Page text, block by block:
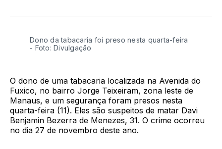
BlueSkyTwitterFacebook
LinkedInWhatsApp
Email
Dono da tabacaria foi preso nesta quarta-feira
- Foto: Divulgação
O dono de uma tabacaria localizada na Avenida do
Fuxico, no bairro Jorge Teixeiram, zona leste de
Manaus, e um segurança foram presos nesta
quarta-feira (11). Eles são suspeitos de matar Davi
Benjamin Bezerra de Menezes, 31. O crime ocorreu
no dia 27 de novembro deste ano.